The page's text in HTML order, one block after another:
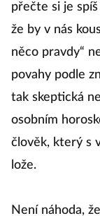
přečte si je
že by v nás
něco pravdy“
povahy podle
tak skeptická
osobním
člověk, který s
lože.
Není náhoda,